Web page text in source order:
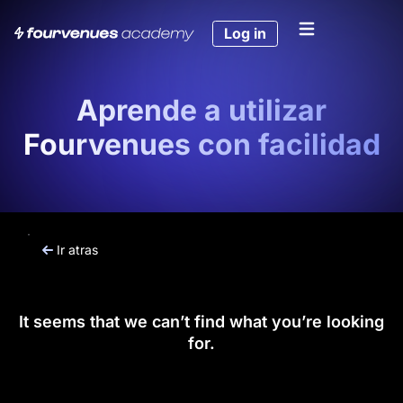
Log in
Aprende a utilizar
Fourvenues con facilidad
Ir atras
It seems that we can’t find what you’re looking
for.